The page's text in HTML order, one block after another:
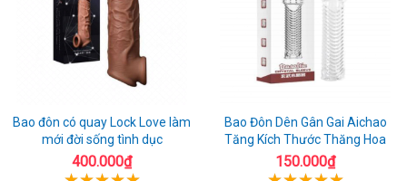
Bao đôn có quay Lock Love làm
mới đời sống tình dục
400.000₫
Bao Đôn Dên Gân Gai Aichao
Tăng Kích Thước Thăng Hoa
150.000₫